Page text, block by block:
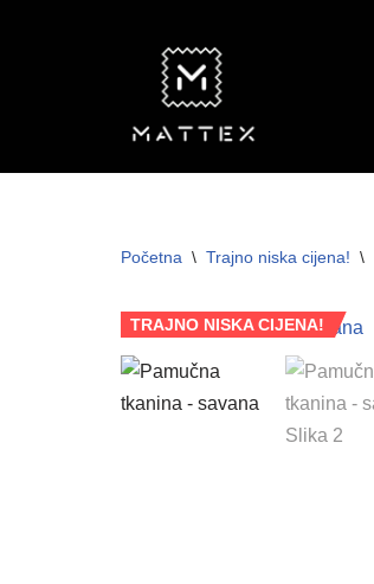
Početna \ Trajno niska cijena! \
TRAJNO NISKA CIJENA!